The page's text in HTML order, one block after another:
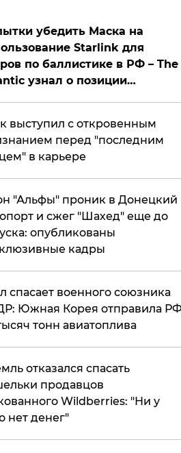
убедить Маска на
Starlink для
по баллистике в РФ – The
узнал о позиции
выступил с откровенным
перед "последним
в карьере
"Альфы" проник в Донецкий
и сжег "Шахед" еще до
опубликованы
кадры
спасает военного союзника
Южная Корея отправила РФ
тонн авиатоплива
отказался спасать
продавцов
Wildberries: "Ни у
нет денег"